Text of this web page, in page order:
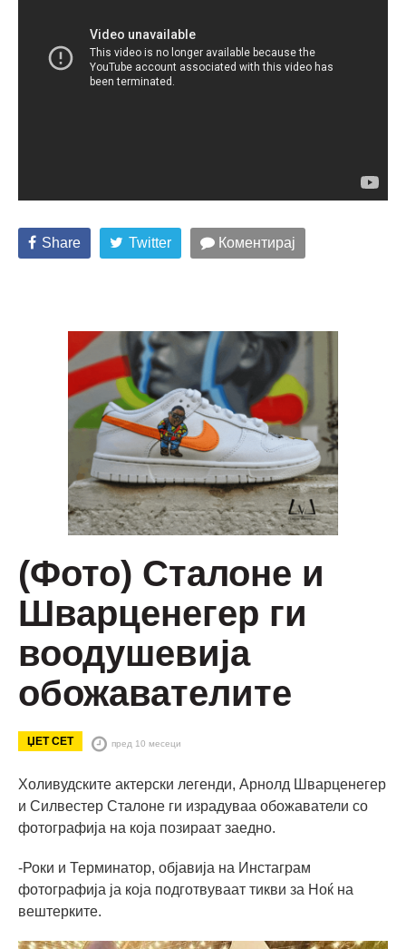
Share Twitter Коментирај
(Фото) Сталоне и
Шварценегер ги
воодушевија
обожавателите
ЏЕТ СЕТ пред 10 месеци
Холивудските актерски легенди, Арнолд Шварценегер
и Силвестер Сталоне ги израдуваа обожаватели со
фотографија на која позираат заедно.
-Роки и Терминатор, објавија на Инстаграм
фотографија ја која подготвуваат тикви за Ноќ на
вештерките.